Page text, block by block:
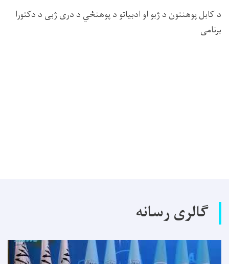
د کابل پوهنتون د ژبو او ادبیاتو د پوهنځي د دری ژبی د دکتورا
برنامی
گالری رسانه